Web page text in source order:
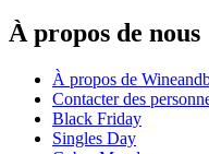
À propos de nous
À propos de
Contacter des
Black Friday
Singles Day